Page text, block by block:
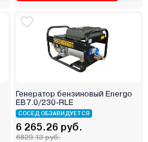
Генератор бензиновый Energo
EB7.0/230-RLE
СОСЕД ОБЗАВИДУЕТСЯ
6 265.26 руб.
6829.13 руб.